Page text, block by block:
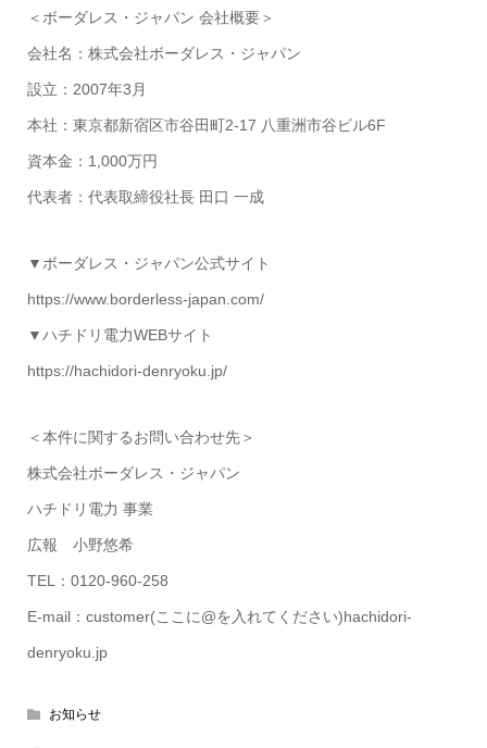
＜ボーダレス・ジャパン 会社概要＞
会社名：株式会社ボーダレス・ジャパン
設立：2007年3月
本社：東京都新宿区市谷田町2-17 八重洲市谷ビル6F
資本金：1,000万円
代表者：代表取締役社長 田口 一成
▼ボーダレス・ジャパン公式サイト
https://www.borderless-japan.com/
▼ハチドリ電力WEBサイト
https://hachidori-denryoku.jp/
＜本件に関するお問い合わせ先＞
株式会社ボーダレス・ジャパン
ハチドリ電力 事業
広報 小野悠希
TEL：0120-960-258
E-mail：customer(ここに@を入れてください)hachidori-
denryoku.jp
お知らせ